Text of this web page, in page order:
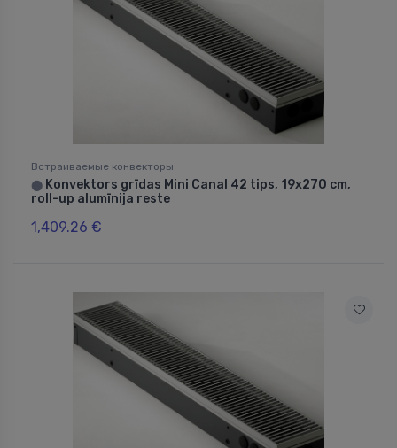
Встраиваемые конвекторы
⬤ Konvektors grīdas Mini Canal 42 tips, 19x270 cm,
roll-up alumīnija reste
1,409.26 €